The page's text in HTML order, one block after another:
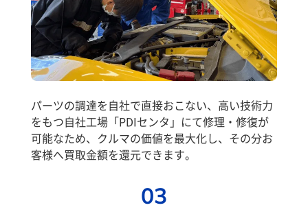
パーツの調達を自社で直接おこない、高い技術力
をもつ自社工場「PDIセンタ」にて修理・修復が
可能なため、クルマの価値を最大化し、その分お
客様へ買取金額を還元できます。
03